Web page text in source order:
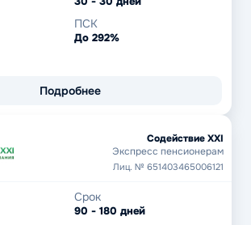
ПСК
До 292%
Подробнее
Содействие XXI
Экспресс пенсионерам
Лиц. № 651403465006121
Срок
90 - 180 дней